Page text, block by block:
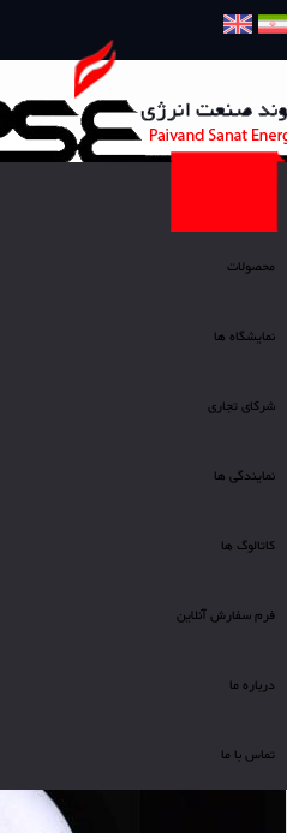
محصولات
نمایشگاه ها
شرکای تجاری
نمایندگی ها
کاتالوگ ها
فرم سفارش آنلاین
درباره ما
تماس با ما